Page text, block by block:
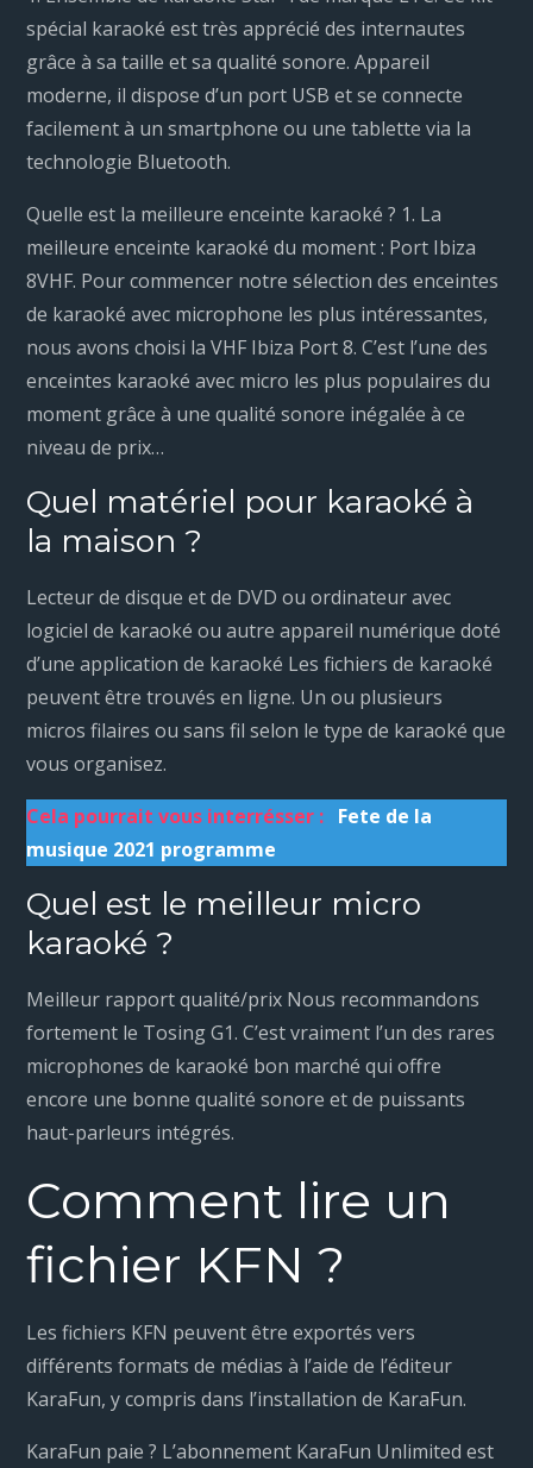
spécial karaoké est très apprécié des internautes
grâce à sa taille et sa qualité sonore. Appareil
moderne, il dispose d’un port USB et se connecte
facilement à un smartphone ou une tablette via la
technologie Bluetooth.
Quelle est la meilleure enceinte karaoké ? 1. La
meilleure enceinte karaoké du moment : Port Ibiza
8VHF. Pour commencer notre sélection des enceintes
de karaoké avec microphone les plus intéressantes,
nous avons choisi la VHF Ibiza Port 8. C’est l’une des
enceintes karaoké avec micro les plus populaires du
moment grâce à une qualité sonore inégalée à ce
niveau de prix…
Quel matériel pour karaoké à
la maison ?
Lecteur de disque et de DVD ou ordinateur avec
logiciel de karaoké ou autre appareil numérique doté
d’une application de karaoké Les fichiers de karaoké
peuvent être trouvés en ligne. Un ou plusieurs
micros filaires ou sans fil selon le type de karaoké que
vous organisez.
Cela pourrait vous interrésser : Fete de la
musique 2021 programme
Quel est le meilleur micro
karaoké ?
Meilleur rapport qualité/prix Nous recommandons
fortement le Tosing G1. C’est vraiment l’un des rares
microphones de karaoké bon marché qui offre
encore une bonne qualité sonore et de puissants
haut-parleurs intégrés.
Comment lire un
fichier KFN ?
Les fichiers KFN peuvent être exportés vers
différents formats de médias à l’aide de l’éditeur
KaraFun, y compris dans l’installation de KaraFun.
KaraFun paie ? L’abonnement KaraFun Unlimited est